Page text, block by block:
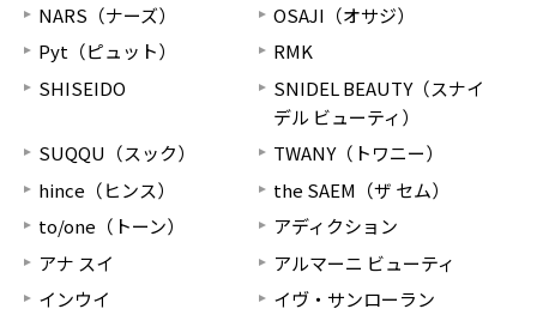
NARS（ナーズ）
OSAJI（オサジ）
Pyt（ピュット）
RMK
SHISEIDO
SNIDEL BEAUTY（スナイ
デル ビューティ）
SUQQU（スック）
TWANY（トワニー）
hince（ヒンス）
the SAEM（ザ セム）
to/one（トーン）
アディクション
アナ スイ
アルマーニ ビューティ
インウイ
イヴ・サンローラン